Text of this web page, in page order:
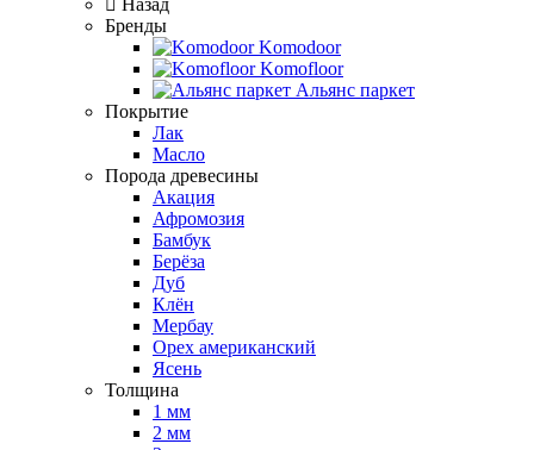
Назад
Бренды
Komodoor
Komofloor
Альянс паркет
Покрытие
Лак
Масло
Порода древесины
Акация
Афромозия
Бамбук
Берёза
Дуб
Клён
Мербау
Орех американский
Ясень
Толщина
1 мм
2 мм